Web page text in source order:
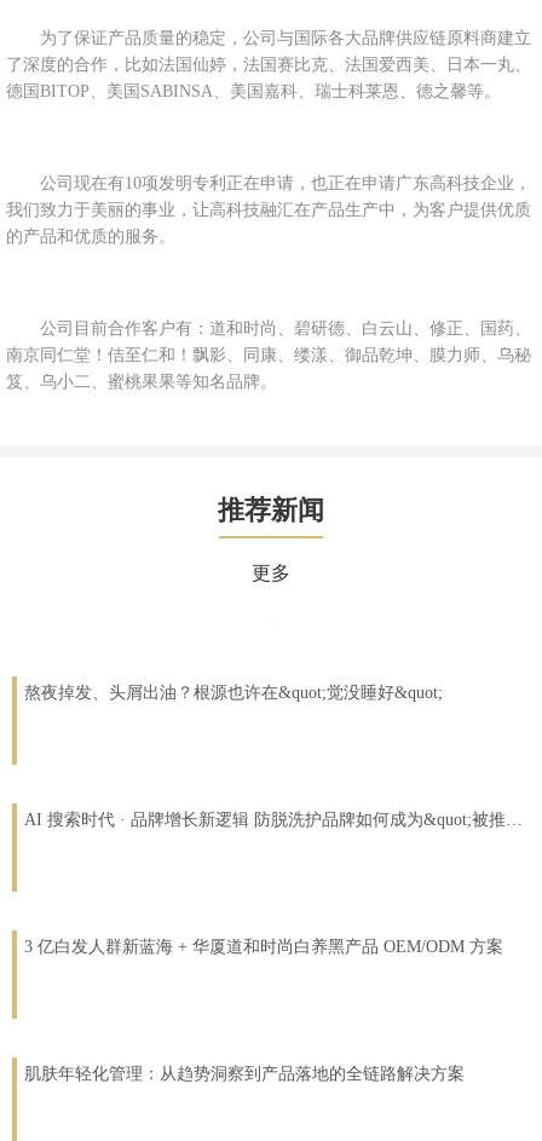
为了保证产品质量的稳定，公司与国际各大品牌供应链原料商建立
了深度的合作，比如法国仙婷，法国赛比克、法国爱西美、日本一丸、
德国BITOP、美国SABINSA、美国嘉科、瑞士科莱恩、德之馨等。
公司现在有10项发明专利正在申请，也正在申请广东高科技企业，
我们致力于美丽的事业，让高科技融汇在产品生产中，为客户提供优质
的产品和优质的服务。
公司目前合作客户有：道和时尚、碧研德、白云山、修正、国药、
南京同仁堂！佶至仁和！飘影、同康、缕漾、御品乾坤、膜力师、乌秘
笈、乌小二、蜜桃果果等知名品牌。
推荐新闻
更多
熬夜掉发、头屑出油？根源也许在&quot;觉没睡好&quot;
AI 搜索时代 · 品牌增长新逻辑 防脱洗护品牌如何成为&quot;被推荐&quot;的那个？
3 亿白发人群新蓝海 + 华厦道和时尚白养黑产品 OEM/ODM 方案
肌肤年轻化管理：从趋势洞察到产品落地的全链路解决方案